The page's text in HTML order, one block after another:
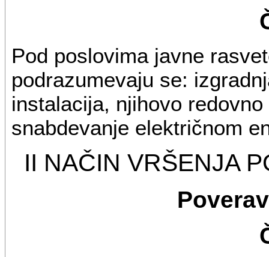
Pod poslovima javne
podrazumevaju se:
instalacija, njihovo
snabdevanje električnom
II NAČIN VRŠENJA